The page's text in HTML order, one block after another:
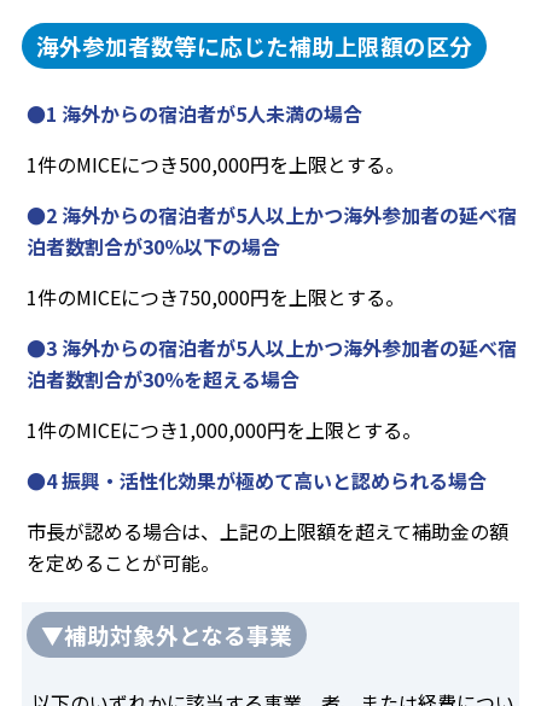
海外参加者数等に応じた補助上限額の区分
●1 海外からの宿泊者が5人未満の場合
1件のMICEにつき500,000円を上限とする。
●2 海外からの宿泊者が5人以上かつ海外参加者の延べ宿
泊者数割合が30％以下の場合
1件のMICEにつき750,000円を上限とする。
●3 海外からの宿泊者が5人以上かつ海外参加者の延べ宿
泊者数割合が30％を超える場合
1件のMICEにつき1,000,000円を上限とする。
●4 振興・活性化効果が極めて高いと認められる場合
市長が認める場合は、上記の上限額を超えて補助金の額
を定めることが可能。
▼補助対象外となる事業